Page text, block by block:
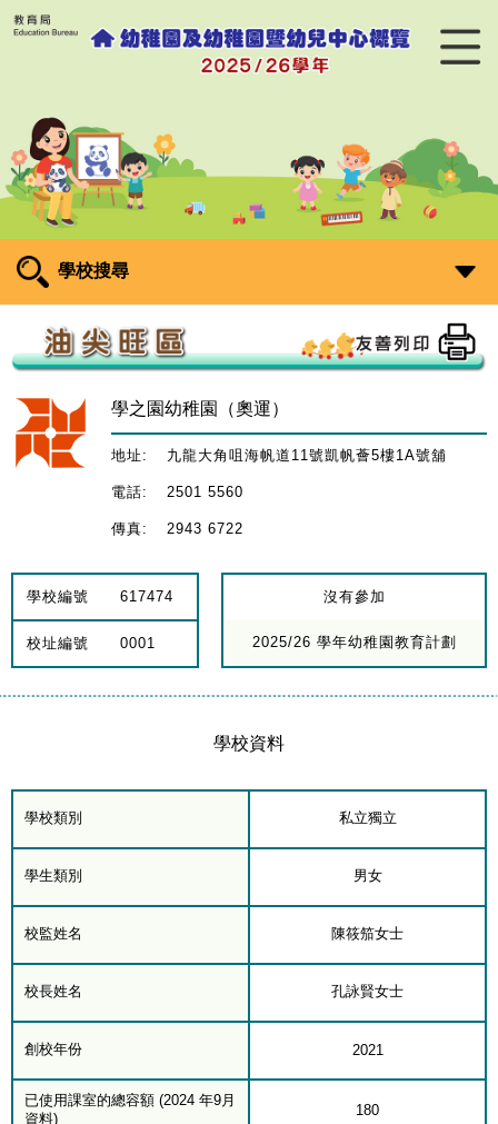
學校搜尋
學之園幼稚園（奧運）
地址: 九龍大角咀海帆道11號凱帆薈5樓1A號舖
電話: 2501 5560
傳真: 2943 6722
學校編號 617474
校址編號 0001
沒有參加
2025/26 學年幼稚園教育計劃
學校資料
學校類別 私立獨立
學生類別 男女
校監姓名 陳筱笳女士
校長姓名 孔詠賢女士
創校年份 2021
已使用課室的總容額 (2024 年9月
資料)
180